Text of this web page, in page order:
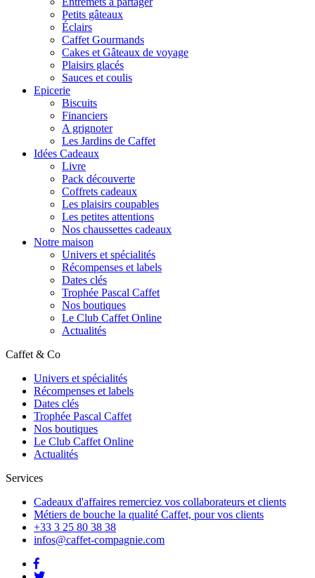
Petits gâteaux
Éclairs
Caffet Gourmands
Cakes et Gâteaux de voyage
Plaisirs glacés
Sauces et coulis
Epicerie
Biscuits
Financiers
A grignoter
Les Jardins de Caffet
Idées Cadeaux
Livre
Pack découverte
Coffrets cadeaux
Les plaisirs coupables
Les petites attentions
Nos chaussettes cadeaux
Notre maison
Univers et spécialités
Récompenses et labels
Dates clés
Trophée Pascal Caffet
Nos boutiques
Le Club Caffet Online
Actualités
Caffet & Co
Univers et spécialités
Récompenses et labels
Dates clés
Trophée Pascal Caffet
Nos boutiques
Le Club Caffet Online
Actualités
Services
Cadeaux d'affaires remerciez vos collaborateurs et clients
Métiers de bouche la qualité Caffet, pour vos clients
+33 3 25 80 38 38
infos@caffet-compagnie.com